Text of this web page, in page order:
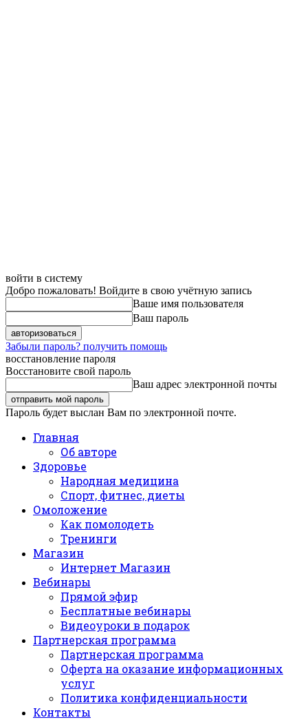
войти в систему
Добро пожаловать! Войдите в свою учётную запись
Ваше имя пользователя
Ваш пароль
Забыли пароль? получить помощь
восстановление пароля
Восстановите свой пароль
Ваш адрес электронной почты
Пароль будет выслан Вам по электронной почте.
Главная
Об авторе
Здоровье
Народная медицина
Спорт, фитнес, диеты
Омоложение
Как помолодеть
Тренинги
Магазин
Интернет Магазин
Вебинары
Прямой эфир
Бесплатные вебинары
Видеоуроки в подарок
Партнерская программа
Партнерская программа
Оферта на оказание информационных
услуг
Политика конфиденциальности
Контакты